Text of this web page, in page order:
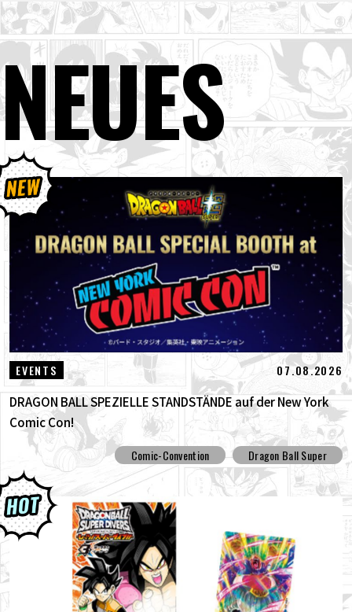
NEUES
EVENTS 07.08.2026
DRAGON BALL SPEZIELLE STANDSTÄNDE auf der New York
Comic Con!
Comic-Convention Dragon Ball Super